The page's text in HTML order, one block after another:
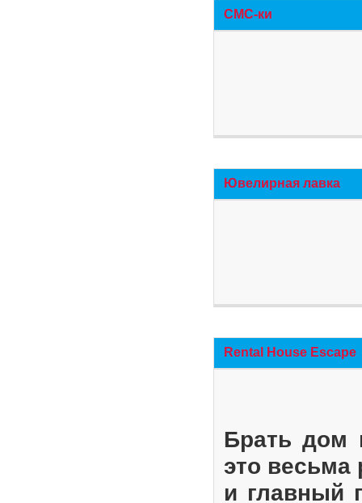
СМС-ки
Ювелирная лавка
Rental House Escape
Брать дом
это весьма
и главный